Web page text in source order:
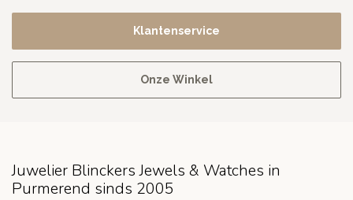
Klantenservice
Onze Winkel
Juwelier Blinckers Jewels & Watches in
Purmerend sinds 2005